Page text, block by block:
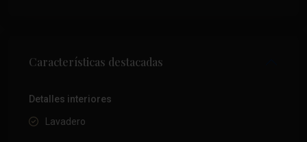
Características destacadas
Detalles interiores
Lavadero